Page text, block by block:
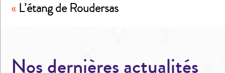
« L’étang de Roudersas
Nos dernières actualités